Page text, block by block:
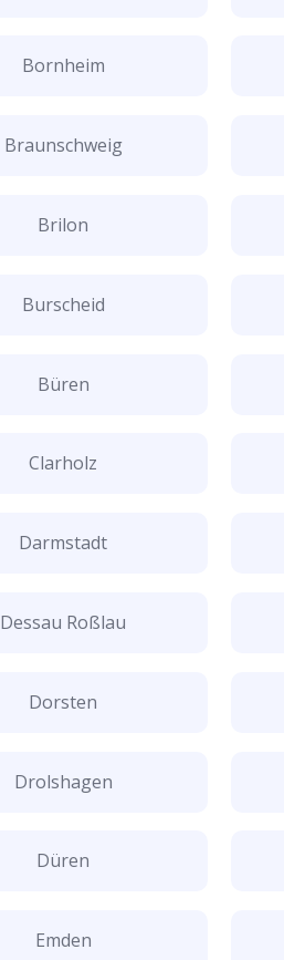
Bornheim
Braunschweig
Brilon
Burscheid
Büren
Clarholz
Darmstadt
Dessau Roßlau
Dorsten
Drolshagen
Düren
Emden